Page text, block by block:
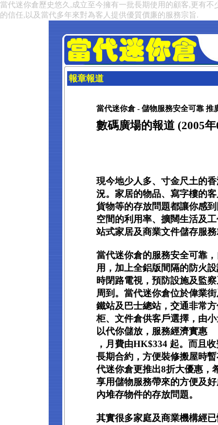
當代迷你倉歷史悠久,成立至今擁有一批長期使用的顧客,更有
的信任,以及當代多年來對為客人提供優質價廉的服務宗旨.
報章報道
當代迷你倉 - 儲物服務安全可靠 推
數碼廣場的報道 (2005
現今地少人多、寸金尺土的
況。家居的物品、寫字樓的
貨物等的存放問題都讓你感
空間的利用率、擴闊生活及
站式家居及商業文件儲存服
當代迷你倉的服務安全可靠
用，加上全鋁版間隔的防火
時閉路電視，預防設施及監
周到。當代迷你倉位於偉業
鐵站及巴士總站，交通非常
柜、文件倉供客戶選擇，由
以代你儲放，服務經濟實惠
，月費由HK$334 起。而且
長期合約，方便裝修搬屋時
代迷你倉更推出8折大優惠，
享用儲物服務帶來的方便及
內堆存物件的存放問題。
其實很多家庭及商業機構經